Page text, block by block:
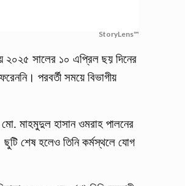
StoryLens™
২০২৫ সালের ১০ এপ্রিল ছয় দিনের
পরবর্তী সময়ে বিভাগীয়
মাহমুদুল হাসান ওমরাহ পালনের
শেষ হলেও তিনি কর্মস্থলে যোগ